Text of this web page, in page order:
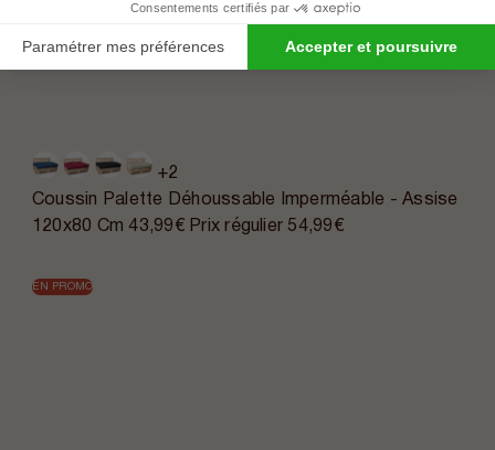
+2
Coussin Palette Déhoussable Imperméable - Assise
120x80 Cm43,99€ Prix régulier 54,99€
EN PROMO
Consentements certifiés par
Paramétrer mes préférences Accepter et poursuivre